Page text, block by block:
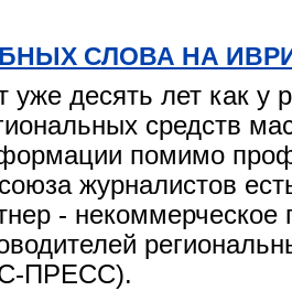
СЛОВА НА
уже десять лет как у
средств
помимо
союза журналистов
- некоммерческое
ПРЕСС).